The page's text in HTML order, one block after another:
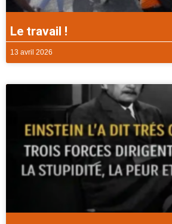
Le travail !
13 avril 2026